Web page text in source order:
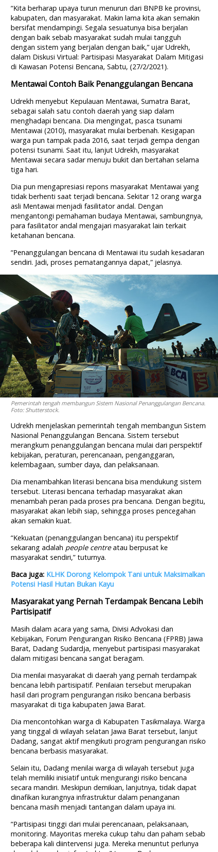
“Kita berharap upaya turun menurun dari BNPB ke provinsi,
kabupaten, dan masyarakat. Makin lama kita akan semakin
bersifat mendampingi. Segala sesuatunya bisa berjalan
dengan baik sebab masyarakat sudah mulai tangguh
dengan sistem yang berjalan dengan baik,” ujar Udrekh,
dalam Diskusi Virtual: Partisipasi Masyarakat Dalam Mitigasi
di Kawasan Potensi Bencana, Sabtu, (27/2/2021).
Mentawai Contoh Baik Penanggulangan Bencana
Udrekh menyebut Kepulauan Mentawai, Sumatra Barat,
sebagai salah satu contoh daerah yang siap dalam
menghadapi bencana. Dia mengingat, pasca tsunami
Mentawai (2010), masyarakat mulai berbenah. Kesigapan
warga pun tampak pada 2016, saat terjadi gempa dengan
potensi tsunami. Saat itu, lanjut Udrekh, masyarakat
Mentawai secara sadar menuju bukit dan bertahan selama
tiga hari.
Dia pun mengapresiasi repons masyarakat Mentawai yang
tidak berhenti saat terjadi bencana. Sekitar 12 orang warga
asli Mentawai menjadi fasilitator andal. Dengan
mengantongi pemahaman budaya Mentawai, sambungnya,
para fasilitator andal mengajari masyarakat lain terkait
ketahanan bencana.
“Penanggulangan bencana di Mentawai itu sudah kesadaran
sendiri. Jadi, proses pematangannya dapat,” jelasnya.
Pemerintah tengah membangun Sistem Nasional Penanggulangan Bencana.
Foto: Shutterstock.
Udrekh menjelaskan pemerintah tengah membangun Sistem
Nasional Penanggulangan Bencana. Sistem tersebut
merangkum penanggulangan bencana mulai dari perspektif
kebijakan, peraturan, perencanaan, penganggaran,
kelembagaan, sumber daya, dan pelaksanaan.
Dia menambahkan literasi bencana bisa mendukung sistem
tersebut. Literasi bencana terhadap masyarakat akan
menambah peran pada proses pra bencana. Dengan begitu,
masyarakat akan lebih siap, sehingga proses pencegahan
akan semakin kuat.
“Kekuatan (penanggulangan bencana) itu perspektif
sekarang adalah people centreatau berpusat ke
masyarakat sendiri,” tuturnya.
Baca juga: KLHK Dorong Kelompok Tani untuk Maksimalkan
Potensi Hasil Hutan Bukan Kayu
Masyarakat yang Pernah Terdampak Bencana Lebih
Partisipatif
Masih dalam acara yang sama, Divisi Advokasi dan
Kebijakan, Forum Pengurangan Risiko Bencana (FPRB) Jawa
Barat, Dadang Sudardja, menyebut partisipasi masyarakat
dalam mitigasi bencana sangat beragam.
Dia menilai masyarakat di daerah yang pernah terdampak
bencana lebih partisipatif. Penilaian tersebut merupakan
hasil dari program pengurangan risiko bencana berbasis
masyarakat di tiga kabupaten Jawa Barat.
Dia mencontohkan warga di Kabupaten Tasikmalaya. Warga
yang tinggal di wilayah selatan Jawa Barat tersebut, lanjut
Dadang, sangat aktif mengikuti program pengurangan risiko
bencana berbasis masyarakat.
Selain itu, Dadang menilai warga di wilayah tersebut juga
telah memiliki inisiatif untuk mengurangi risiko bencana
secara mandiri. Meskipun demikian, lanjutnya, tidak dapat
dinafikan kurangnya infrastruktur dalam penanganan
bencana masih menjadi tantangan dalam upaya ini.
“Partisipasi tinggi dari mulai perencanaan, pelaksanaan,
monitoring. Mayoritas mereka cukup tahu dan paham sebab
beberapa kali diintervensi juga. Mereka menuntut perlunya